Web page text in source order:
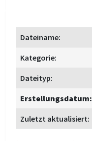
Dateiname:
Kategorie:
Dateityp:
Erstellungsdatum:
Zuletzt aktualisiert: